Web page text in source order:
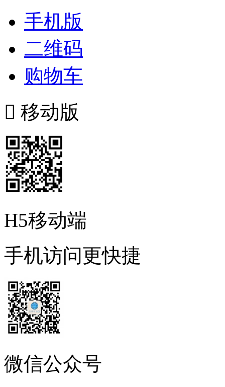
手机版
二维码
购物车
 移动版
H5移动端
手机访问更快捷
微信公众号